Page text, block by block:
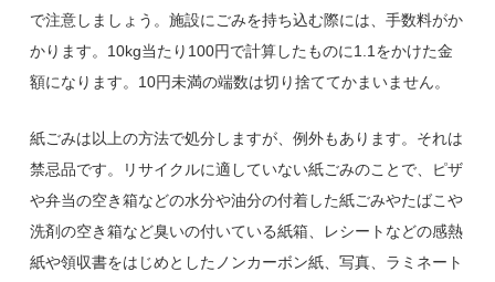
で注意しましょう。施設にごみを持ち込む際には、手数料がか
かります。10kg当たり100円で計算したものに1.1をかけた金
額になります。10円未満の端数は切り捨ててかまいません。
紙ごみは以上の方法で処分しますが、例外もあります。それは
禁忌品です。リサイクルに適していない紙ごみのことで、ピザ
や弁当の空き箱などの水分や油分の付着した紙ごみやたばこや
洗剤の空き箱など臭いの付いている紙箱、レシートなどの感熱
紙や領収書をはじめとしたノンカーボン紙、写真、ラミネート